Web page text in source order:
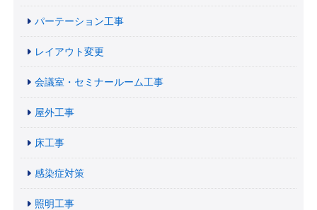
パーテーション工事
レイアウト変更
会議室・セミナールーム工事
屋外工事
床工事
感染症対策
照明工事